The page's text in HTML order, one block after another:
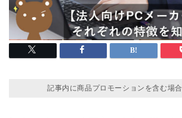
記事内に商品プロモーションを含む場